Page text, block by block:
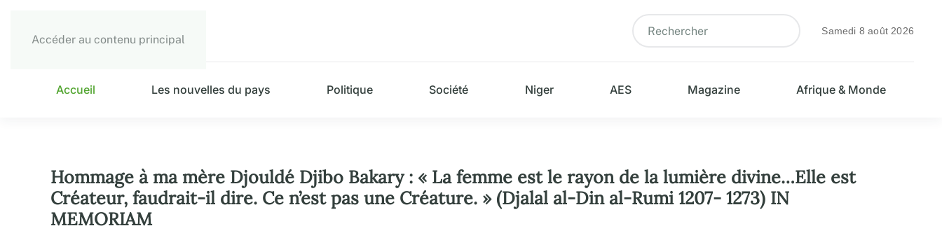
Accéder au contenu principal
Samedi 8 août 2026
Accueil Les nouvelles du pays Politique Société Niger AES Magazine Afrique & Monde
Hommage à ma mère Djouldé Djibo Bakary : « La femme est le rayon de la lumière divine…Elle est
Créateur, faudrait-il dire. Ce n’est pas une Créature. » (Djalal al-Din al-Rumi 1207- 1273) IN
MEMORIAM